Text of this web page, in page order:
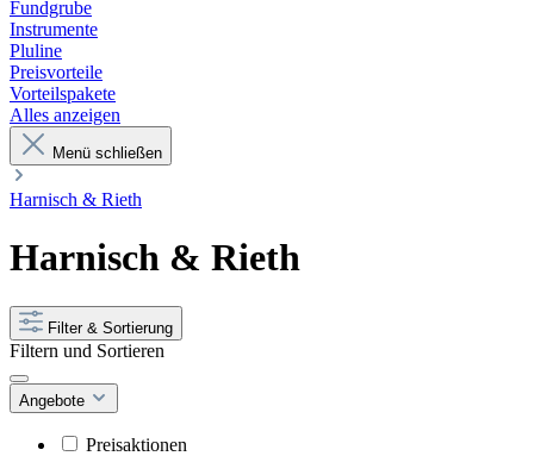
Fundgrube
Instrumente
Pluline
Preisvorteile
Vorteilspakete
Alles anzeigen
Menü schließen
Harnisch & Rieth
Harnisch & Rieth
Filter & Sortierung
Filtern und Sortieren
Angebote
Preisaktionen